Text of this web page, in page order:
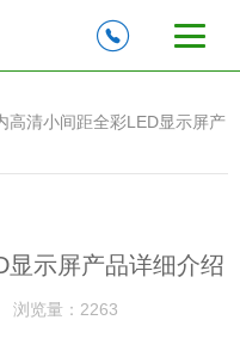
高清小间距全彩LED显示屏产
显示屏产品详细介绍
浏览量： 2263